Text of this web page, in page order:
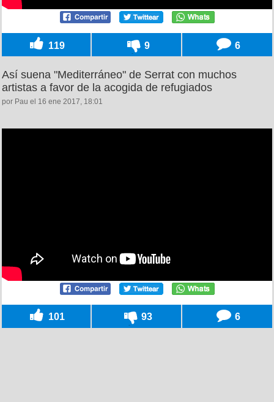
119 9 6
Así suena "Mediterráneo" de Serrat con muchos
artistas a favor de la acogida de refugiados
por Pau el 16 ene 2017, 18:01
101 93 6